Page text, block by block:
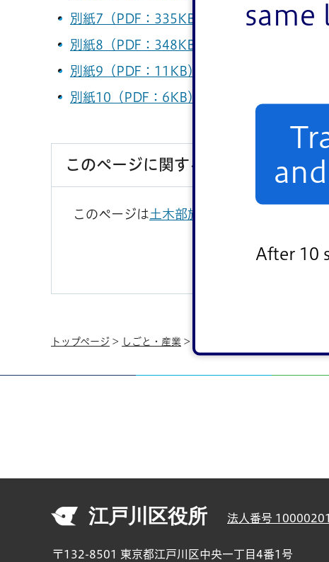
same
After 10
別紙7（PDF：335KB）
別紙8（PDF：348KB）
別紙9（PDF：11KB）
別紙10（PDF：6KB）
このページに関するお問い合わせ
このページは土木部施設管理課
トップページ > しごと・産業 >
江戸川区役所 法人番号
〒132-8501 東京都江戸川区中央一丁目4番1号